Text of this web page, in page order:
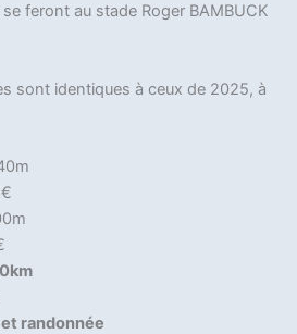
feront au stade Roger BAMBUCK
sont identiques à ceux de 2025, à
randonnée